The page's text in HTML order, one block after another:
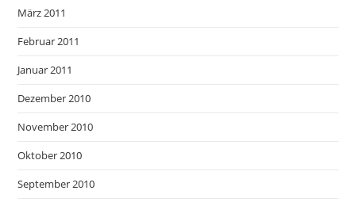
März 2011
Februar 2011
Januar 2011
Dezember 2010
November 2010
Oktober 2010
September 2010